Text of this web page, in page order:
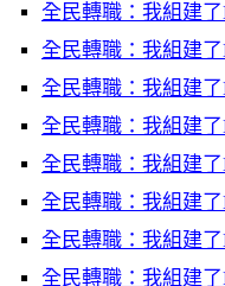
全民轉職：我組建
全民轉職：我組建
全民轉職：我組建
全民轉職：我組建
全民轉職：我組建
全民轉職：我組建
全民轉職：我組建
全民轉職：我組建